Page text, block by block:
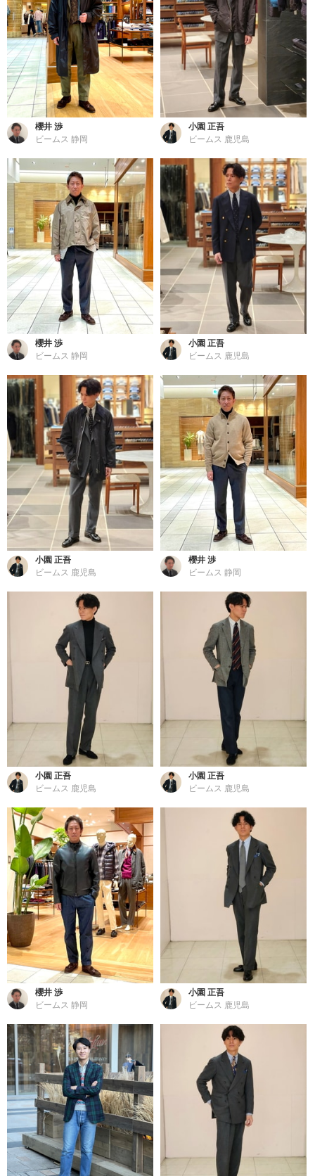
櫻井 渉
ビームス 静岡
小園 正吾
ビームス 鹿児島
櫻井 渉
ビームス 静岡
小園 正吾
ビームス 鹿児島
小園 正吾
ビームス 鹿児島
櫻井 渉
ビームス 静岡
小園 正吾
ビームス 鹿児島
小園 正吾
ビームス 鹿児島
櫻井 渉
ビームス 静岡
小園 正吾
ビームス 鹿児島